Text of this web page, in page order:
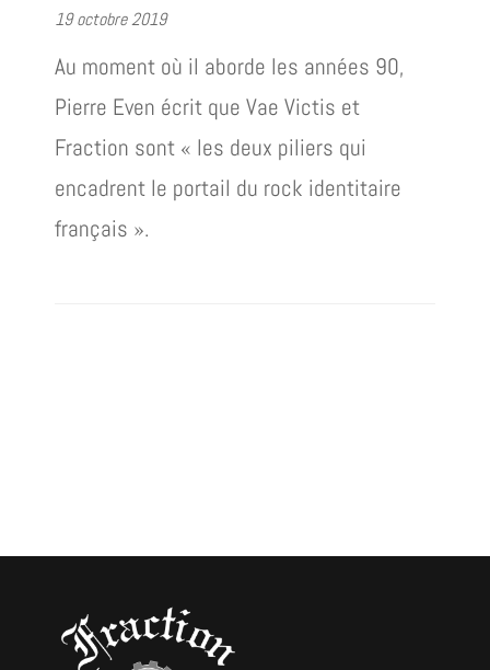
19 octobre 2019
Au moment où il aborde les années 90,
Pierre Even écrit que Vae Victis et
Fraction sont « les deux piliers qui
encadrent le portail du rock identitaire
français ».